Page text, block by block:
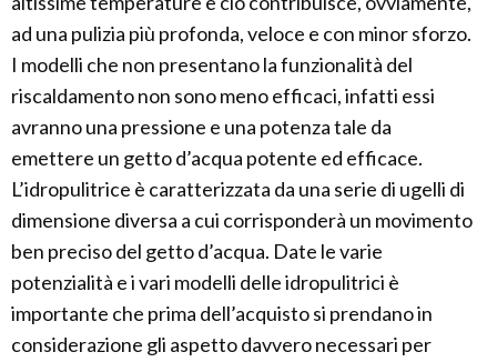
ad una pulizia più profonda, veloce e con minor sforzo.
I modelli che non presentano la funzionalità del
riscaldamento non sono meno efficaci, infatti essi
avranno una pressione e una potenza tale da
emettere un getto d’acqua potente ed efficace.
L’idropulitrice è caratterizzata da una serie di ugelli di
dimensione diversa a cui corrisponderà un movimento
ben preciso del getto d’acqua. Date le varie
potenzialità e i vari modelli delle idropulitrici è
importante che prima dell’acquisto si prendano in
considerazione gli aspetto davvero necessari per